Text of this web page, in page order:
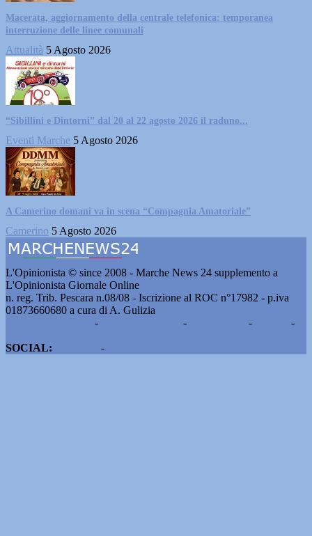
Macerata, aggiornamento della centrale telefonica: temporanea
interruzione delle linee comunali
Attualità 5 Agosto 2026
“Sibillini e Dintorni” dal 20 al 22 agosto 2026 il raduno...
Eventi Marche 5 Agosto 2026
A Camerino domani va in scena “Compagnia Amatoriale”
Camerino 5 Agosto 2026
L'Opinionista © since 2008 - Marche News 24 supplemento a
L'Opinionista Giornale Online
n. reg. Trib. Pescara n.08/08 - Iscrizione al ROC n°17982 - p.iva
01873660680 a cura di A. Gulizia
- - -
-
SOCIAL:
-